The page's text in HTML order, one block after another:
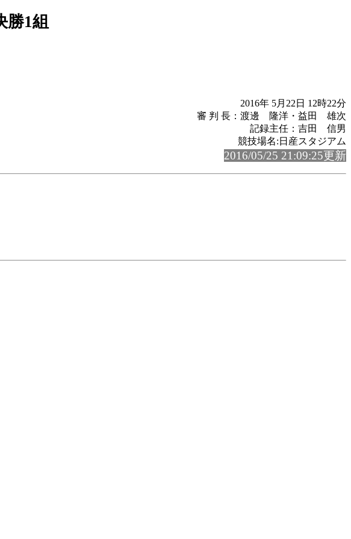
勝1組
2016年 5月22日 12時22分
審 判 長：渡邊 隆洋・益田 雄次
記録主任：吉田 信男
競技場名:日産スタジアム
2016/05/25 21:09:25更新